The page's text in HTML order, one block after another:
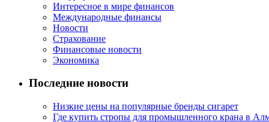
Интересное в мире финансов
Международные финансы
Новости
Страхование
Финансовые новости
Экономика
Последние новости
Низкие цены на популярные бренды сигарет
Где купить стропы для промышленного крана в